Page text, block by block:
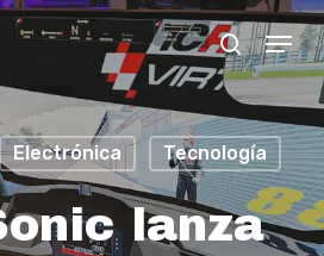
search
Menu
Electrónica Tecnología
lanza
Close
Menu